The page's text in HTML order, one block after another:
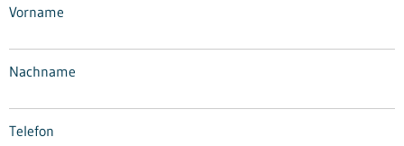
Vorname
Nachname
Telefon